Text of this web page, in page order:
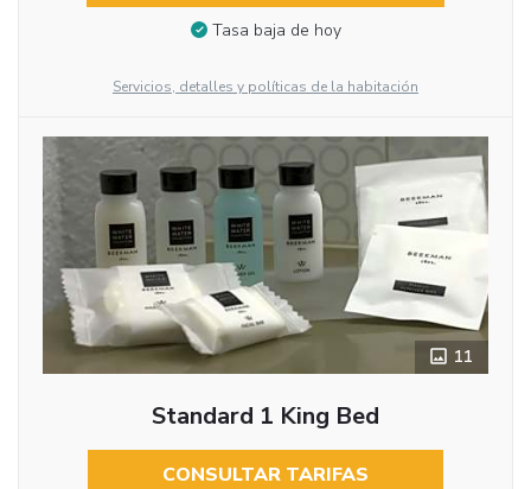
Tasa baja de hoy
Servicios, detalles y políticas de la habitación
11
Standard 1 King Bed
CONSULTAR TARIFAS